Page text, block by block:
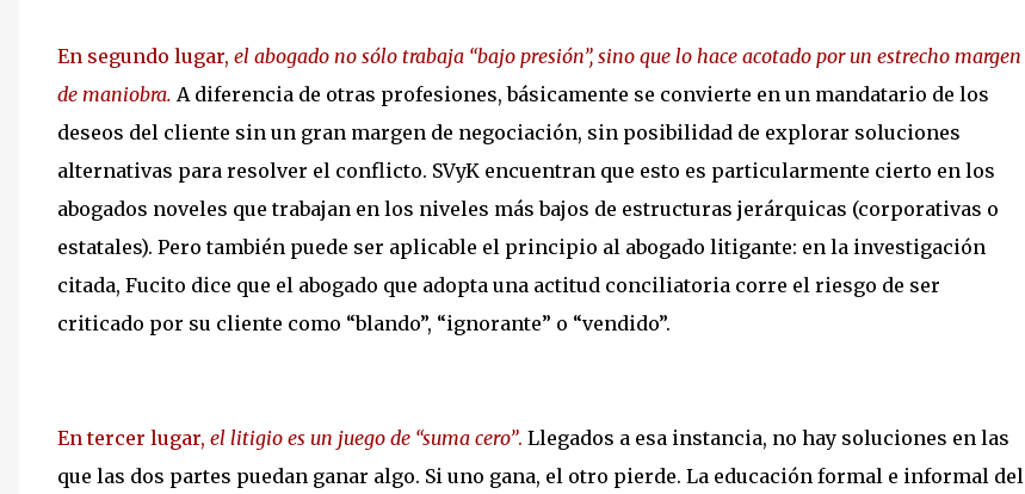
En segundo lugar, el abogado no sólo trabaja “bajo presión”, sino que lo hace acotado por un estrecho margen
de maniobra. A diferencia de otras profesiones, básicamente se convierte en un mandatario de los
deseos del cliente sin un gran margen de negociación, sin posibilidad de explorar soluciones
alternativas para resolver el conflicto. SVyK encuentran que esto es particularmente cierto en los
abogados noveles que trabajan en los niveles más bajos de estructuras jerárquicas (corporativas o
estatales). Pero también puede ser aplicable el principio al abogado litigante: en la investigación
citada, Fucito dice que el abogado que adopta una actitud conciliatoria corre el riesgo de ser
criticado por su cliente como “blando”, “ignorante” o “vendido”.
En tercer lugar, el litigio es un juego de “suma cero”. Llegados a esa instancia, no hay soluciones en las
que las dos partes puedan ganar algo. Si uno gana, el otro pierde. La educación formal e informal del